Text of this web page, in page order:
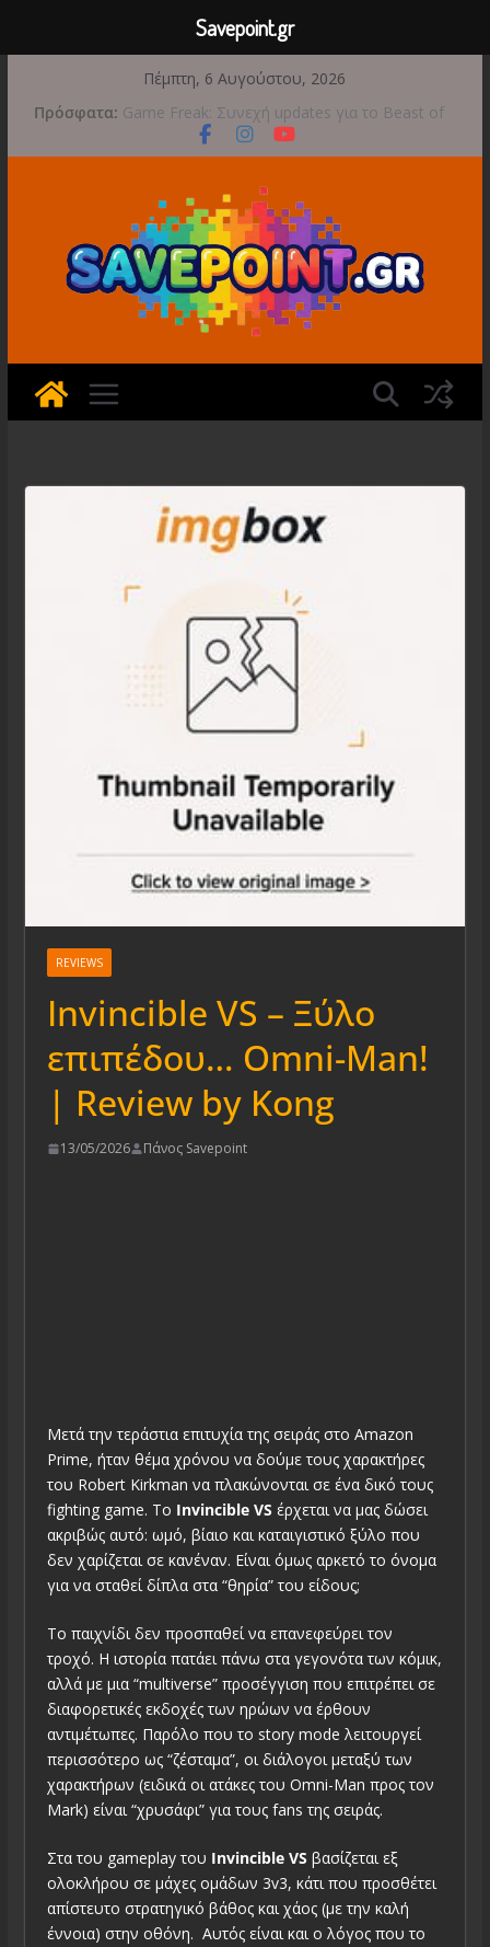
περιεχόμενο
Πέμπτη, 6 Αυγούστου, 2026
Πρόσφατα:
Έρχεται 1η Σεπτεμβρίου το Crimson Moon
Game Freak: Συνεχή updates για το Beast of
Reincarnation μετά την ανάμεικτη υποδοχή
Μια φωτογραφική περιπέτεια συνεχίζεται στο
TOEM 2 για τις 29 Σεπτεμβρίου
Διασχίστε τους ουρανούς με το Wild Blue
Skies αυτό το φθινόπωρο
Διακοπές και παιχνίδι για όλη την οικογένεια!
REVIEWS
Invincible VS – Ξύλο
επιπέδου… Omni-Man!
| Review by Kong
13/05/2026 Πάνος Savepoint
Μετά την τεράστια επιτυχία της σειράς στο Amazon
Prime, ήταν θέμα χρόνου να δούμε τους χαρακτήρες
του Robert Kirkman να πλακώνονται σε ένα δικό τους
fighting game. Το Invincible VS έρχεται να μας δώσει
ακριβώς αυτό: ωμό, βίαιο και καταιγιστικό ξύλο που
δεν χαρίζεται σε κανέναν. Είναι όμως αρκετό το όνομα
για να σταθεί δίπλα στα “θηρία” του είδους;
Το παιχνίδι δεν προσπαθεί να επανεφεύρει τον
τροχό. Η ιστορία πατάει πάνω στα γεγονότα των κόμικ,
αλλά με μια “multiverse” προσέγγιση που επιτρέπει σε
διαφορετικές εκδοχές των ηρώων να έρθουν
αντιμέτωπες. Παρόλο που το story mode λειτουργεί
περισσότερο ως “ζέσταμα”, οι διάλογοι μεταξύ των
χαρακτήρων (ειδικά οι ατάκες του Omni-Man προς τον
Mark) είναι “χρυσάφι” για τους fans της σειράς.
Στα του gameplay του Invincible VS βασίζεται εξ
ολοκλήρου σε μάχες ομάδων 3v3, κάτι που προσθέτει
απίστευτο στρατηγικό βάθος και χάος (με την καλή
έννοια) στην οθόνη. Αυτός είναι και ο λόγος που το
Savepoint.gr